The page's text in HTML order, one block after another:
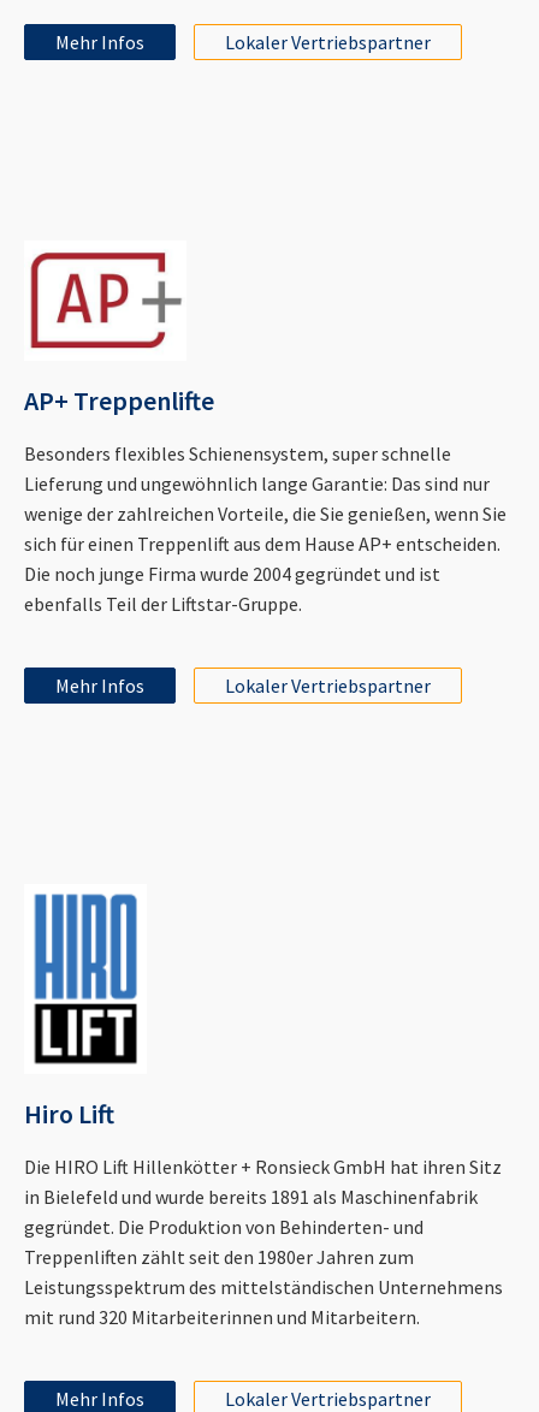
Mehr Infos Lokaler Vertriebspartner
AP+ Treppenlifte
Besonders flexibles Schienensystem, super schnelle
Lieferung und ungewöhnlich lange Garantie: Das sind nur
wenige der zahlreichen Vorteile, die Sie genießen, wenn Sie
sich für einen Treppenlift aus dem Hause AP+ entscheiden.
Die noch junge Firma wurde 2004 gegründet und ist
ebenfalls Teil der Liftstar-Gruppe.
Mehr Infos Lokaler Vertriebspartner
Hiro Lift
Die HIRO Lift Hillenkötter + Ronsieck GmbH hat ihren Sitz
in Bielefeld und wurde bereits 1891 als Maschinenfabrik
gegründet. Die Produktion von Behinderten- und
Treppenliften zählt seit den 1980er Jahren zum
Leistungsspektrum des mittelständischen Unternehmens
mit rund 320 Mitarbeiterinnen und Mitarbeitern.
Mehr Infos Lokaler Vertriebspartner